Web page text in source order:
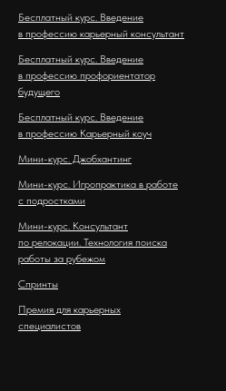
Бесплатный курс. Введение
в профессию карьерный консультант
Бесплатный курс. Введение
в профессию профориентатор
будущего
Бесплатный курс. Введение
в профессию Карьерный коуч
Мини-курс. Джобхантинг
Мини-курс. Игропрактика в работе
с подростками
Мини-курс. Консультант
по релокации. Технология поиска
работы за рубежом
Спринты
Премия для карьерных
специалистов